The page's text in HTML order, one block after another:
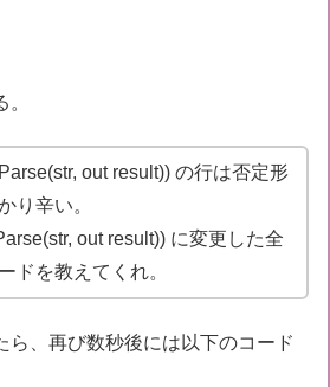
out result)) の行は否定形
り辛い。
out result)) に変更した全
ドを教えてくれ。
ら、再び数秒後には以下のコード